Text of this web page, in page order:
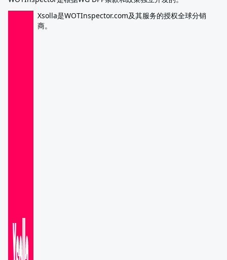
Xsolla是WOTInspector.com及其服务的授权全球分销
商。